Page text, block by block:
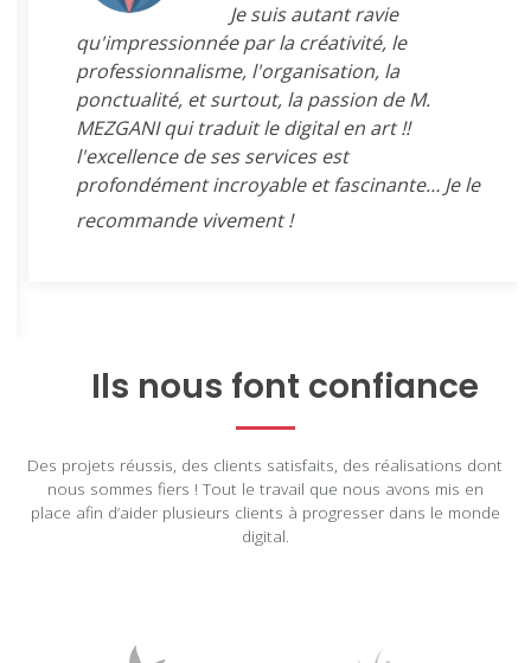
Je suis autant ravie
qu'impressionnée par la créativité, le
professionnalisme, l'organisation, la
ponctualité, et surtout, la passion de M.
MEZGANI qui traduit le digital en art !!
l'excellence de ses services est
profondément incroyable et fascinante… Je le
recommande vivement !
Ils nous font confiance
Des projets réussis, des clients satisfaits, des réalisations dont
nous sommes fiers ! Tout le travail que nous avons mis en
place afin d’aider plusieurs clients à progresser dans le monde
digital.